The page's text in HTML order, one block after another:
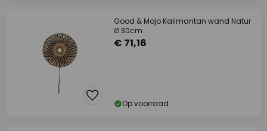
Good & Mojo Kalimantan wand Natur
Ø 30cm
€ 71,16
Op voorraad